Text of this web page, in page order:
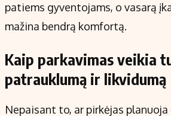
patiems gyventojams, o vasarą
mažina bendrą komfortą.
Kaip parkavimas veikia
patrauklumą ir likvidumą
Nepaisant to, ar pirkėjas